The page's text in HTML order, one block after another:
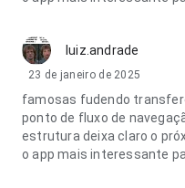
luiz.andrade
23 de janeiro de 2025
famosas fudendo
ponto de fluxo de
estrutura deixa claro o
o app mais interessante